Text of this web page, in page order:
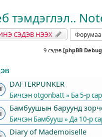
тэмдэглэл..
СЭДЭВ НЭЭХ
9 сэдэв [phpBB
DAFTERPUNKER
Бичсэнotgonbatt» Ба 5-р
Бамбуушын баруунд
Бичсэн Бамбууш » Да 10-р
Diary of Mademoiselle